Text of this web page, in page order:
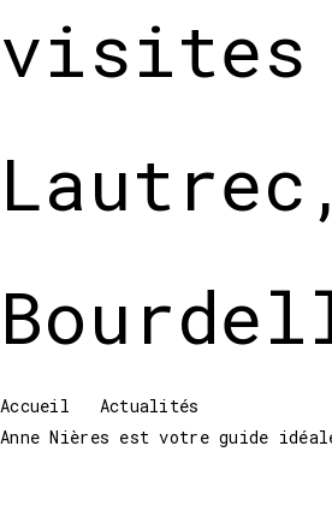
visites
Accueil Actualités
Anne Nières est votre guide